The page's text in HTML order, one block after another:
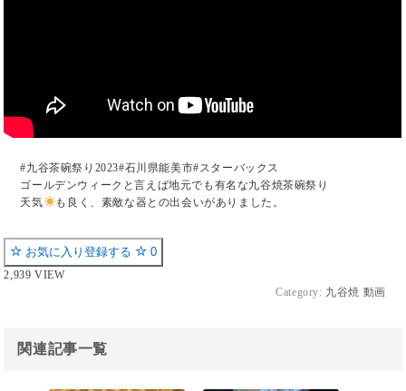
#九谷茶碗祭り2023#石川県能美市#スターバックス
ゴールデンウィークと言えば地元でも有名な九谷焼茶碗祭り
天気
も良く、素敵な器との出会いがありました。
お気に入り登録する 0
2,939 VIEW
Category: 九谷焼 動画
関連記事一覧